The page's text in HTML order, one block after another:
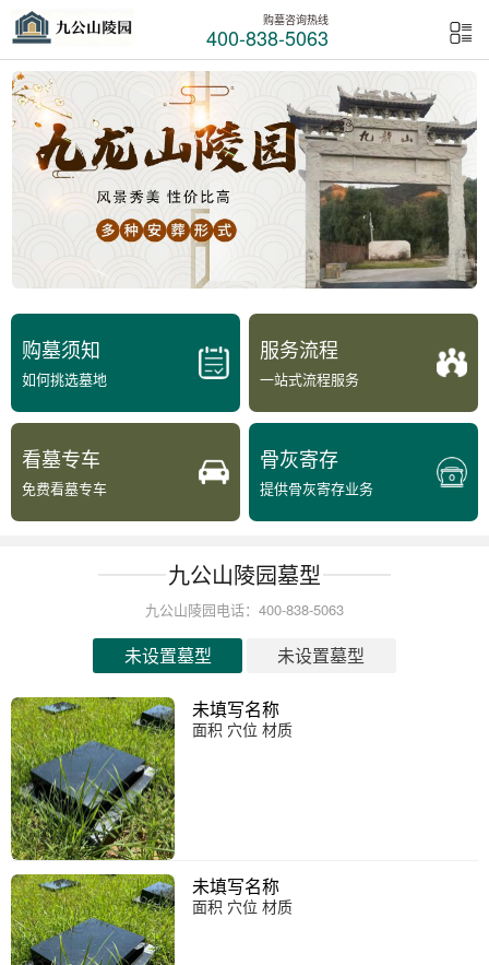
购墓咨询热线
400-838-5063
购墓须知
如何挑选墓地
服务流程
一站式流程服务
看墓专车
免费看墓专车
骨灰寄存
提供骨灰寄存业务
九公山陵园墓型
九公山陵园电话：400-838-5063
未设置墓型 未设置墓型
未填写名称
面积 穴位 材质
未填写名称
面积 穴位 材质